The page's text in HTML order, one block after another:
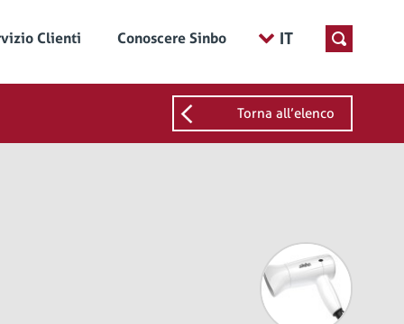
IT
Clienti Conoscere Sinbo
Torna all’elenco